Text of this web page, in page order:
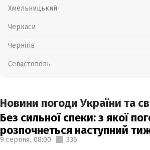
Хмельницький
Черкаси
Чернігів
Севастополь
Новини погоди України та
Без сильної спеки: з якої
розпочнеться наступний
9 серпня, 08:00 336